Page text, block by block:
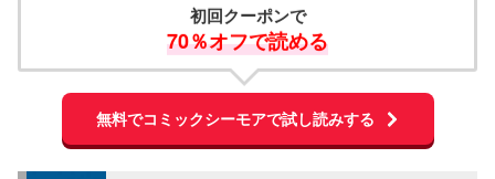
初回クーポンで
70％オフで読める
無料でコミックシーモアで試し読みする